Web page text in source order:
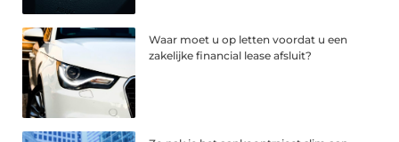
Waar moet u op letten voordat u een
zakelijke financial lease afsluit?